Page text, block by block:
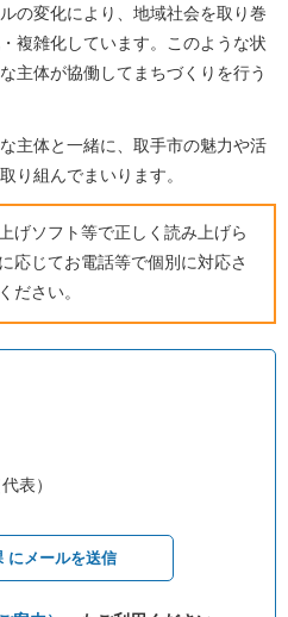
の変化により、地域社会を取り巻
複雑化しています。このような状
主体が協働してまちづくりを行う
主体と一緒に、取手市の魅力や活
り組んでまいります。
げソフト等で正しく読み上げら
応じてお電話等で個別に対応さ
ださい。
表）
にメールを送信